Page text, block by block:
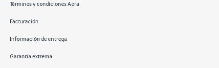
Términos y condiciones Aora
Facturación
Información de entrega
Garantía extrema